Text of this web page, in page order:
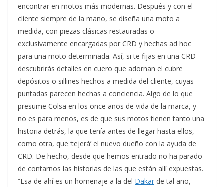
encontrar en motos más modernas. Después y con el
cliente siempre de la mano, se diseña una moto a
medida, con piezas clásicas restauradas o
exclusivamente encargadas por CRD y hechas ad hoc
para una moto determinada. Así, si te fijas en una CRD
descubrirás detalles en cuero que adornan el cubre
depósitos o sillines hechos a medida del cliente, cuyas
puntadas parecen hechas a conciencia. Algo de lo que
presume Colsa en los once años de vida de la marca, y
no es para menos, es de que sus motos tienen tanto una
historia detrás, la que tenía antes de llegar hasta ellos,
como otra, que ‘tejerá’ el nuevo dueño con la ayuda de
CRD. De hecho, desde que hemos entrado no ha parado
de contarnos las historias de las que están allí expuestas.
“Esa de ahí es un homenaje a la del Dakar de tal año,